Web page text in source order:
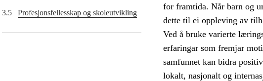
3.5 Profesjonsfellesskap og skoleutvikling
for framtida. Når barn og
dette til ei oppleving av
Ved å bruke varierte
erfaringar som fremjar
samfunnet kan bidra
lokalt, nasjonalt og